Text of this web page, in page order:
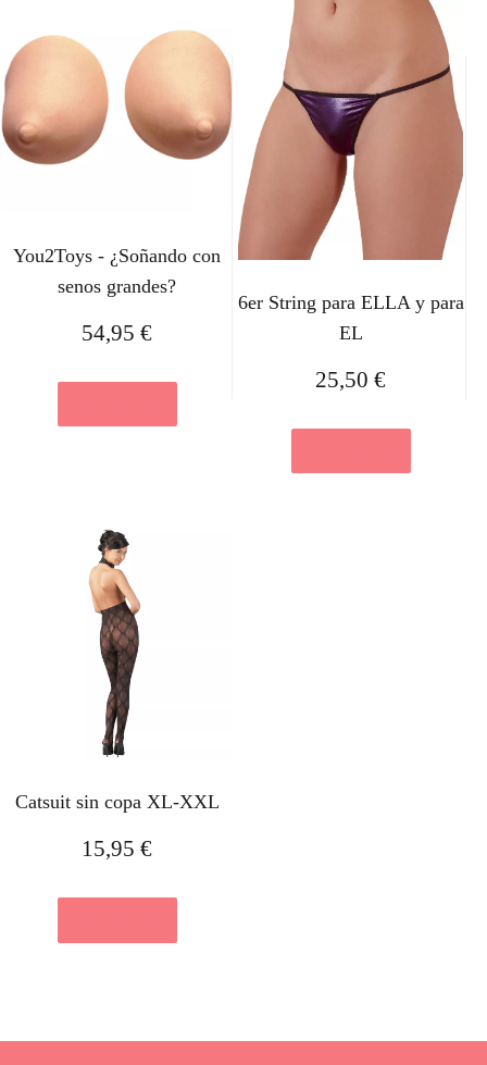
You2Toys - ¿Soñando con
senos grandes?
54,95€
6er String para ELLA y para
EL
25,50€
Catsuit sin copa XL-XXL
15,95€